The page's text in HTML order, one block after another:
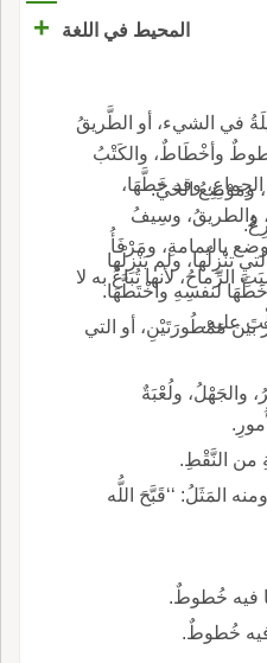
المحيط في اللغة
+
في الشيء، أو الطَّريقُ
وأخْطَاطٌ، والكَتْبُ
وقد خَطَّهَا،
والطريقُ، وسِيفُ
باليمامةِ، ومَرْفَأُ
الرِّماحُ، لأنها تُباعُ به لا
ومَوْضِعُ الحَيِّ.
تنْزِلُها، ولم يَنْزِلْها
لنفسِهِ واخْتَطَّهَا.
عليه.
مَمْطُورَتَيْنِ، أو التي
والجَهْلُ، ولُعْبَةٌ
من النَّقْطِ.
المَثَلُ: ‘‘قَبَّحَ اللُّه
فيه خُطوطٌ.
خُطوطٌ.